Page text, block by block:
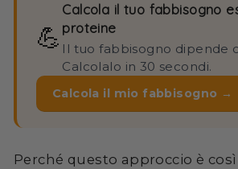
💪
Calcola il tuo fabbisogno
proteine
Il tuo fabbisogno dipende
Calcolalo in 30 secondi.
Calcola il mio fabbisogno →
Perché questo approccio è